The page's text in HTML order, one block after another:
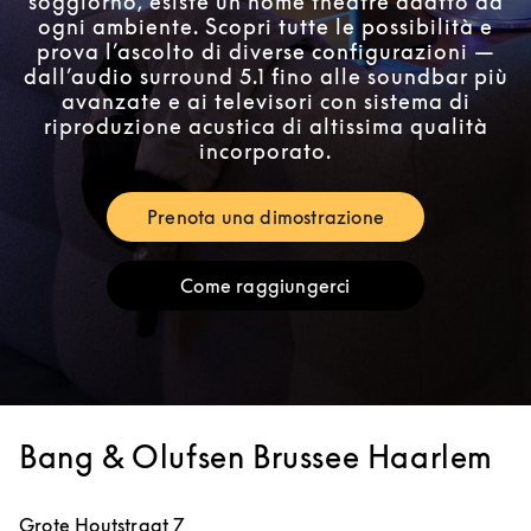
ogni ambiente. Scopri tutte le possibilità e
prova l’ascolto di diverse configurazioni —
dall’audio surround 5.1 fino alle soundbar più
avanzate e ai televisori con sistema di
riproduzione acustica di altissima qualità
incorporato.
Prenota una dimostrazione
Link Opens in New Tab
Come raggiungerciLink Opens in New Tab
Bang & Olufsen Brussee Haarlem
Grote Houtstraat 7